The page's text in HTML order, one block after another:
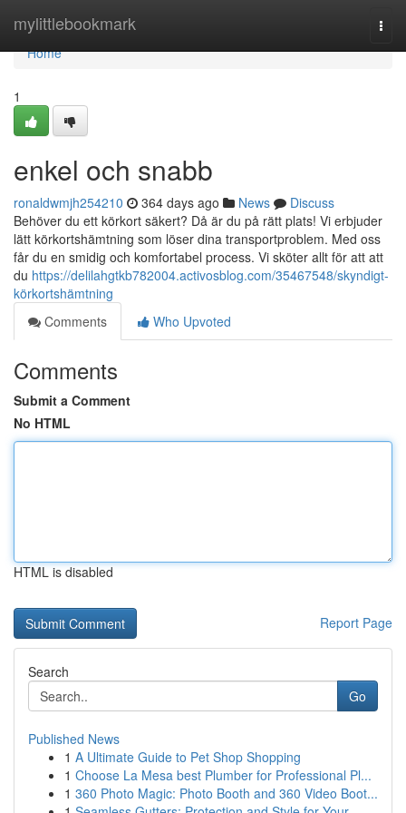
mylittlebookmark
Home
Home
1
enkel och snabb
ronaldwmjh254210 364 days ago News
Discuss
Behöver du ett körkort säkert? Då är du på rätt plats! Vi erbjuder
lätt körkortshämtning som löser dina transportproblem. Med oss
får du en smidig och komfortabel process. Vi sköter allt för att att
du https://delilahgtkb782004.activosblog.com/35467548/skyndigt-
körkortshämtning
Comments
Who Upvoted
Comments
Submit a Comment
No HTML
HTML is disabled
Report Page
Search
Go
Published News
1 A Ultimate Guide to Pet Shop Shopping
1 Choose La Mesa best Plumber for Professional Pl...
1 360 Photo Magic: Photo Booth and 360 Video Boot...